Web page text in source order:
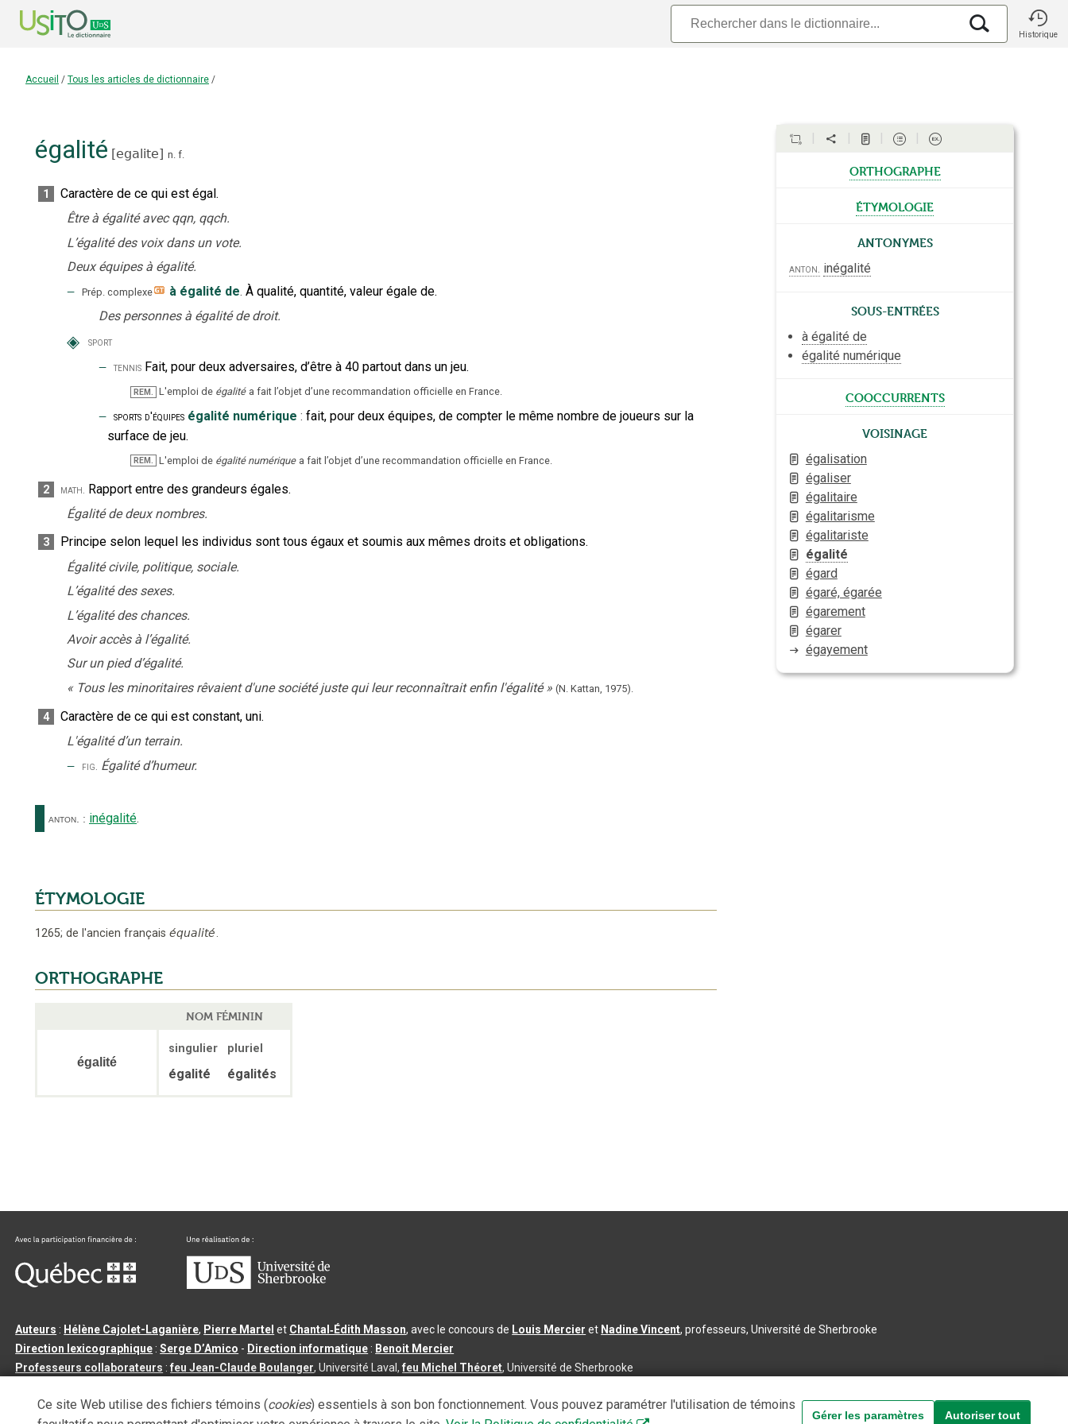
Historique
Accueil / Tous les articles de dictionnaire /
égalité [egalite] n. f.
1
Caractère de ce qui est égal.
Être à égalité avec qqn, qqch.
L’égalité des voix dans un vote.
Deux équipes à égalité.
‒ Prép. complexe à égalité de. À qualité, quantité, valeur égale de.
Des personnes à égalité de droit.
◈ sport
‒ tennis Fait, pour deux adversaires, d’être à 40 partout dans un jeu.
REM. L'emploi de égalité a fait l’objet d’une recommandation officielle en France.
‒ sports d'équipes égalité numérique : fait, pour deux équipes, de compter le même nombre de joueurs sur la
surface de jeu.
REM. L'emploi de égalité numérique a fait l’objet d’une recommandation officielle en France.
2 math. Rapport entre des grandeurs égales.
Égalité de deux nombres.
3
Principe selon lequel les individus sont tous égaux et soumis aux mêmes droits et obligations.
Égalité civile, politique, sociale.
L’égalité des sexes.
L’égalité des chances.
Avoir accès à l’égalité.
Sur un pied d’égalité.
« Tous les minoritaires rêvaient d'une société juste qui leur reconnaîtrait enfin l'égalité » (N. Kattan, 1975).
4
Caractère de ce qui est constant, uni.
L'égalité d’un terrain.
‒ fig. Égalité d’humeur.
anton. : inégalité.
ÉTYMOLOGIE
1265; de l'ancien français équalité.
ORTHOGRAPHE
NOM FÉMININ
égalité
singulier pluriel
égalité égalités
orthographe
étymologie
Antonymes
anton. inégalité
Sous-entrées
à égalité de
égalité numérique
cooccurrents
Voisinage
égalisation
égaliser
égalitaire
égalitarisme
égalitariste
égalité
égard
égaré, égarée
égarement
égarer
égayement
Auteurs : Hélène Cajolet-Laganière, Pierre Martel et Chantal‑Édith Masson, avec le concours de Louis Mercier et Nadine Vincent, professeurs, Université de Sherbrooke
Direction lexicographique :Serge D’Amico - Direction informatique : Benoit Mercier
Professeurs collaborateurs :feu Jean-Claude Boulanger, Université Laval,feu Michel Théoret, Université de Sherbrooke
Tous droits réservés©Université de Sherbrooke |3.2.2- Dernière mise à jour du contenu :2026-08-03
Ce site Web utilise des fichiers témoins (cookies) essentiels à son bon fonctionnement. Vous pouvez paramétrer l'utilisation de témoins
Gérer les paramètres Autoriser tout